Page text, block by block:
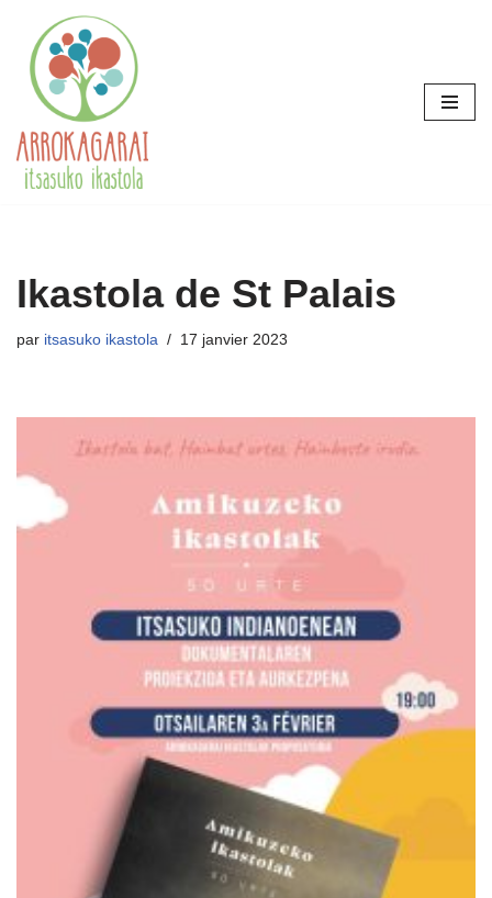
Aller
au
contenu
Ikastola de St Palais
par itsasuko ikastola 17 janvier 2023